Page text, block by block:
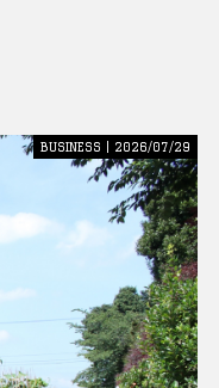
BUSINESS | 2026/07/29